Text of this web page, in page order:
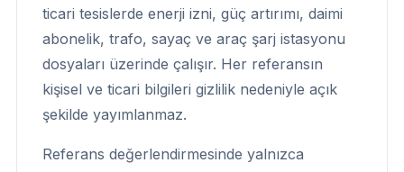
ticari tesislerde enerji izni, güç artırımı, daimi
abonelik, trafo, sayaç ve araç şarj istasyonu
dosyaları üzerinde çalışır. Her referansın
kişisel ve ticari bilgileri gizlilik nedeniyle açık
şekilde yayımlanmaz.
Referans değerlendirmesinde yalnızca